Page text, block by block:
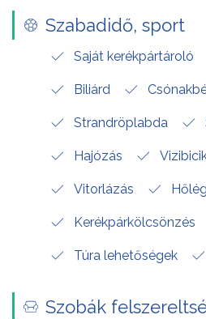
Szabadidő, sport
Saját kerékpártároló
Biliárd
Strandröplabda
Hajózás
Vitorlázás
Kerékpárkölcsönzés
Túra lehetőségek
Szobák